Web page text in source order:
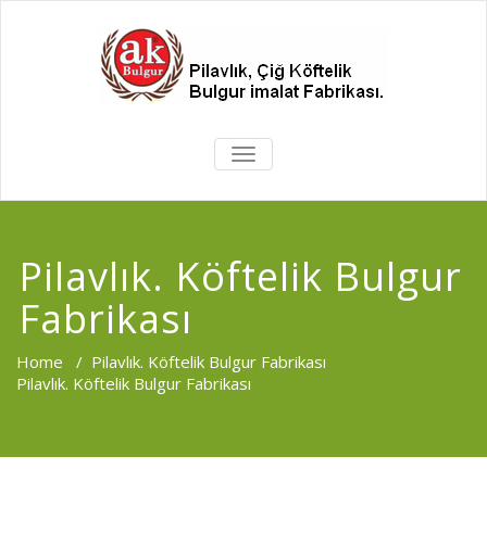
MENÜYÜ
DEĞIŞTIR
Pilavlık. Köftelik Bulgur
Fabrikası
Home / Pilavlık. Köftelik Bulgur Fabrikası
Pilavlık. Köftelik Bulgur Fabrikası